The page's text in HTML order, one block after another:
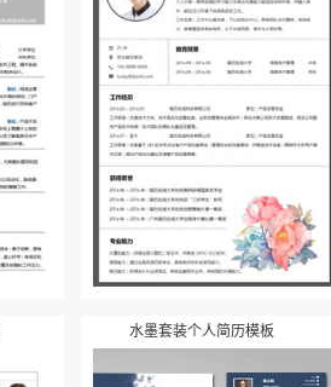
水墨套装个人简历模板